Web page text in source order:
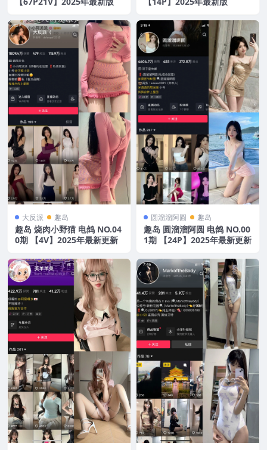
大反派 趣岛
趣岛 烧肉小野猫 电鸽 NO.04
0期 【4V】2025年最新更新
圆溜溜阿圆 趣岛
趣岛 圆溜溜阿圆 电鸽 NO.00
1期 【24P】2025年最新更新